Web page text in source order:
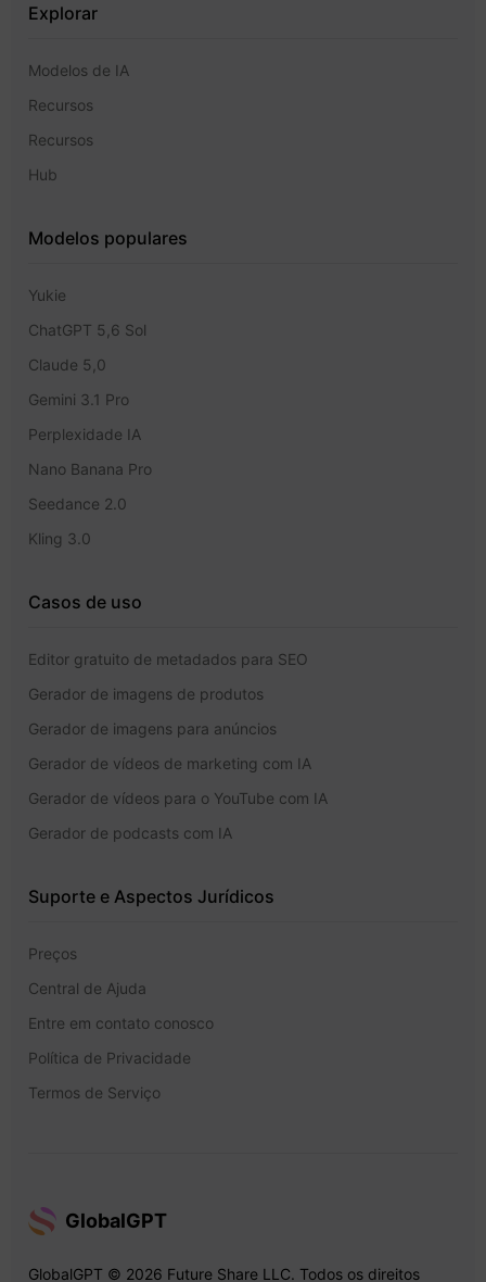
Explorar
Modelos de IA
Recursos
Recursos
Hub
Modelos populares
Yukie
ChatGPT 5,6 Sol
Claude 5,0
Gemini 3.1 Pro
Perplexidade IA
Nano Banana Pro
Seedance 2.0
Kling 3.0
Casos de uso
Editor gratuito de metadados para SEO
Gerador de imagens de produtos
Gerador de imagens para anúncios
Gerador de vídeos de marketing com IA
Gerador de vídeos para o YouTube com IA
Gerador de podcasts com IA
Suporte e Aspectos Jurídicos
Preços
Central de Ajuda
Entre em contato conosco
Política de Privacidade
Termos de Serviço
GlobalGPT
GlobalGPT © 2026 Future Share LLC. Todos os direitos